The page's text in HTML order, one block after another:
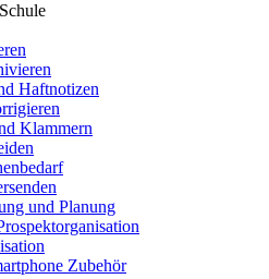
Haftnotizen
Klammern
und Planung
Zubehör